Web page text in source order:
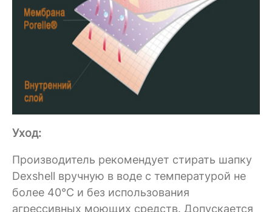
Уход:
Производитель рекомендует стирать шапку
Dexshell вручную в воде с температурой не
более 40°C и без использования
агрессивных моющих средств. Допускается